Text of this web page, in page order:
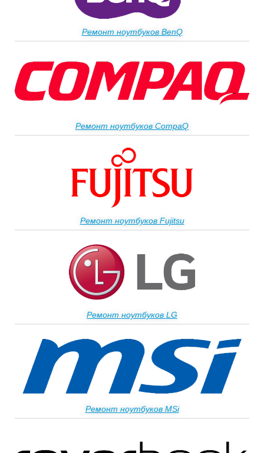
Ремонт ноутбуков BenQ
Ремонт ноутбуков CompaQ
Ремонт ноутбуков Fujitsu
Ремонт ноутбуков LG
Ремонт ноутбуков MSi